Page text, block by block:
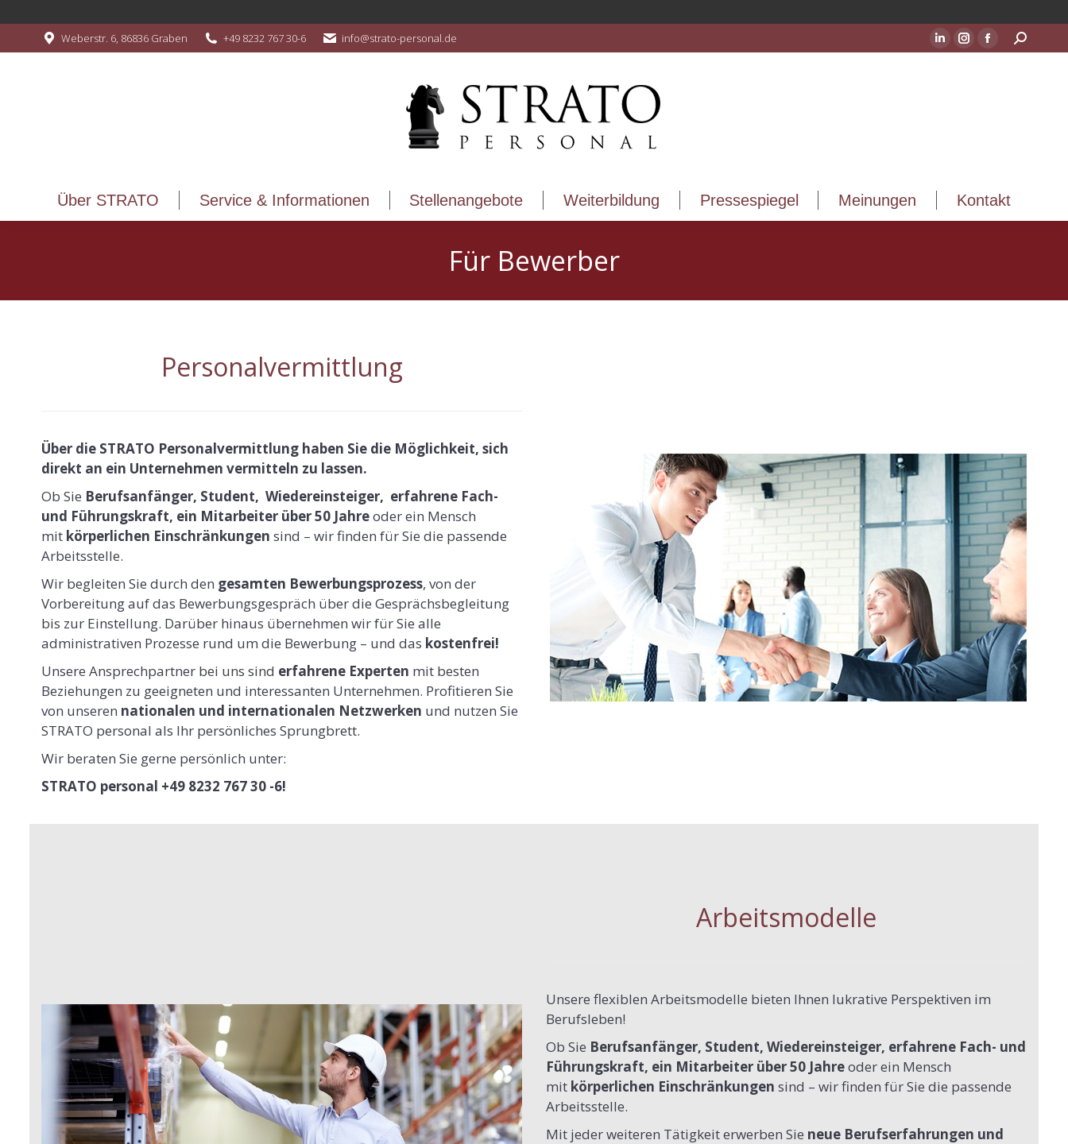
Weberstr. 6, 86836 Graben +49 8232 767 30-6 info@strato-personal.de
LinkedIn
geöffnet
Instagram
geöffnet
Facebook
geöffnet
Suchen:
Über STRATO Service & Informationen Stellenangebote Weiterbildung Pressespiegel Meinungen Kontakt
Für Bewerber
Personalvermittlung
Über die STRATO Personalvermittlung haben Sie die Möglichkeit, sich
direkt an ein Unternehmen vermitteln zu lassen.
Ob Sie Berufsanfänger, Student, Wiedereinsteiger, erfahrene Fach-
und Führungskraft, ein Mitarbeiter über 50 Jahreoder ein Mensch
mit körperlichen Einschränkungen sind – wir finden für Sie die passende
Arbeitsstelle.
Wir begleiten Sie durch den gesamten Bewerbungsprozess, von der
Vorbereitung auf das Bewerbungsgespräch über die Gesprächsbegleitung
bis zur Einstellung. Darüber hinaus übernehmen wir für Sie alle
administrativen Prozesse rund um die Bewerbung – und das kostenfrei!
Unsere Ansprechpartner bei uns sind erfahrene Experten mit besten
Beziehungen zu geeigneten und interessanten Unternehmen. Profitieren Sie
von unseren nationalen und internationalen Netzwerken und nutzen Sie
STRATO personal als Ihr persönliches Sprungbrett.
Wir beraten Sie gerne persönlich unter:
STRATO personal +49 8232 767 30 -6!
Arbeitsmodelle
Unsere flexiblen Arbeitsmodelle bieten Ihnen lukrative Perspektiven im
Berufsleben!
Ob Sie Berufsanfänger, Student, Wiedereinsteiger, erfahrene Fach- und
Führungskraft, ein Mitarbeiter über 50 Jahreoder ein Mensch
mit körperlichen Einschränkungen sind – wir finden für Sie die passende
Arbeitsstelle.
Mit jeder weiteren Tätigkeit erwerben Sie neue Berufserfahrungen und
Über STRATO Service & Informationen Stellenangebote Weiterbildung Pressespiegel Meinungen Kontakt